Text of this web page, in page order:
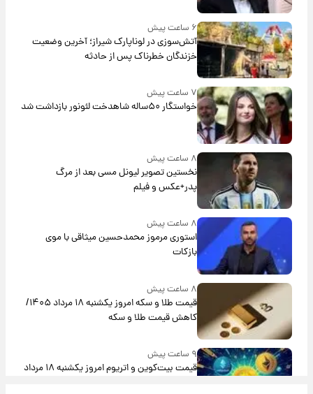
۶ ساعت پیش
آتش‌سوزی در لوناپارک شیراز؛ آخرین وضعیت
خزندگان خطرناک پس از حادثه
۷ ساعت پیش
خواستگار ۵۰ساله شاهدخت لئونور بازداشت شد
نخستین تصویر لیونل مسی بعد از مرگ
پدر+عکس و فیلم
۸ ساعت پیش
استوری مرموز محمدحسین میثاقی با موی
بازکات
قیمت طلا و سکه امروز یکشنبه ۱۸ مرداد ۱۴۰۵/
کاهش قیمت طلا و سکه
۹ ساعت پیش
قیمت بیت‌کوین و اتریوم امروز یکشنبه ۱۸ مرداد